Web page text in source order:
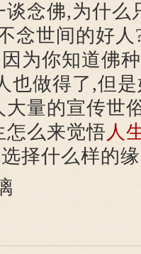
念佛,为什么
念世间的好
为你知道佛
也做得了,但
量的宣传世
怎么来觉悟 人
择什么样的